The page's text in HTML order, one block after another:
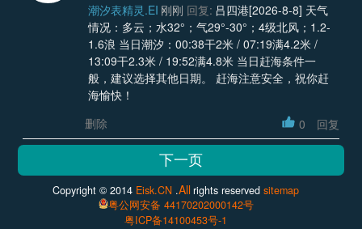
潮汐表精灵.EI 刚刚 回复: 吕四港[2026-8-8] 天气
情况：多云；水32°；气29°-30°；4级北风；1.2-
1.6浪 当日潮汐：00:38干2米 / 07:19满4.2米 /
13:09干2.3米 / 19:52满4.8米 当日赶海条件一
般，建议选择其他日期。 赶海注意安全，祝你赶
海愉快！
删除
0 回复
Copyright © 2014 Eisk.CN .Allrights reservedsitemap
粤公网安备 44170202000142号
粤ICP备14100453号-1